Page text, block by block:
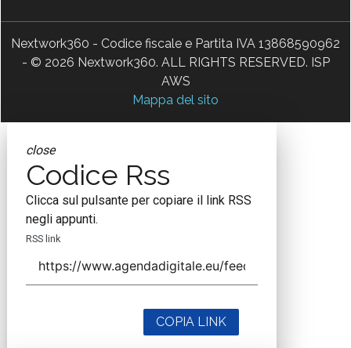
Nextwork360 - Codice fiscale e Partita IVA 13868590962
- © 2026 Nextwork360. ALL RIGHTS RESERVED. ISP
AWS
Mappa del sito
close
Codice Rss
Clicca sul pulsante per copiare il link RSS
negli appunti.
RSS link
COPIA LINK